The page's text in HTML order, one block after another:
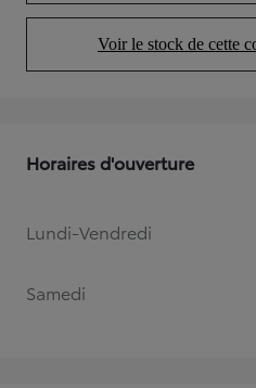
Voir le stock de cette
Horaires d'ouverture
Lundi-Vendredi
Samedi